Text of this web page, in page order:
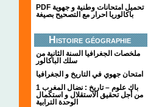
PDF تحميل امتحانات وطنية و جهوية
باكالوريا احرار مع التصحيح بصيغة
Histoire géographie
ملخصات الجغرافيا السنة الثانية من
سلك الباكالور
امتحان جهوي في التاريخ و الجغرافيا
1 باك علوم – تاريخ : نضال المغرب
من أجل تحقيق الاستقلال و استكمال
الوحدة الترابية